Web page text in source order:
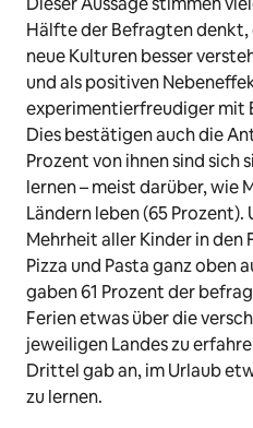
Hälfte der Befragten denkt,
neue Kulturen besser
und als positiven
experimentierfreudiger mit
Dies bestätigen auch die
Prozent von ihnen sind sich
lernen – meist darüber, wie
Ländern leben (65 Prozent).
Mehrheit aller Kinder in den
Pizza und Pasta ganz oben
gaben 61 Prozentder
Ferien etwas über die
jeweiligen Landes zu
Drittel gab an, im Urlaub
zu lernen.